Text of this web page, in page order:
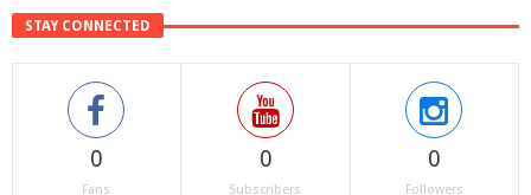
STAY CONNECTED
0
Fans
0
Subscribers
0
Followers